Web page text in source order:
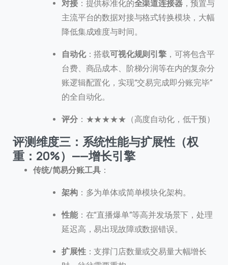
对接：提供标准化的全渠道连接器，预置与
主流平台的数据对接与格式转换模块，大幅
降低集成难度与时间。
自动化：搭载可视化规则引擎，可将包含平
台费、商品成本、阶梯分润等在内的复杂分
账逻辑配置化，实现“交易完成即分账完毕”
的全自动化。
评分：★★★★★（高度自动化，低干预）
评测维度三：系统性能与扩展性（权
重：20%）——增长引擎
传统/简易分账工具：
架构：多为单体或简单模块化架构。
性能：在“直播爆单”等高并发场景下，处理
延迟高，易出现故障或数据错误。
扩展性：支撑门店数量或交易量大幅增长